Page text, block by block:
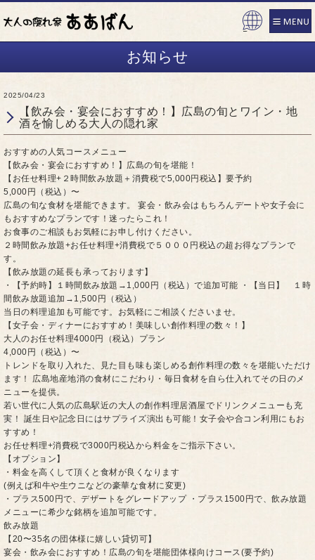
Pow
お知らせ
2025/04/23
【飲み会・宴会におすすめ！】広島の旬とワイン・地
酒を愉しめる大人の隠れ家
おすすめの人気コースメニュー
【飲み会・宴会におすすめ！】広島の旬を堪能！
【お任せ料理+２時間飲み放題＋消費税で5,000円税込】要予約
5,000円（税込）〜
広島の旬な食材を堪能できます。 宴会・飲み会はもちろんデートや女子会に
もおすすめなプランです！迷ったらこれ！
お食事のご相談もお気軽にお申し付けください。
２時間飲み放題+お任せ料理+消費税で５０００円税込の超お得なプランで
す。
【飲み放題の延長も承っております】
・【予約時】１時間飲み放題→1,000円（税込）で追加可能 ・【当日】 １時
間飲み放題追加→1,500円（税込）
当日の料理追加も可能です。お気軽にご相談くださいませ。
【女子会・ディナーにおすすめ！美味しい創作料理の数々！】
大人のお任せ料理4000円（税込）プラン
4,000円（税込）〜
トレンドを取り入れた、見た目も味も楽しめる創作料理の数々を堪能いただけ
ます！ 広島地産地消の食材にこだわり・毎日食材を自ら仕入れてその日のメ
ニューを提供。
若い世代に人気の広島駅近の大人の創作料理居酒屋でドリンクメニューも充
実！ 誕生日や記念日にはサプライズ演出も可能！女子会や合コン利用にもお
すすめ！
お任せ料理+消費税で3000円税込から料金をご指示下さい。
【オプション】
・料金を高くして頂くと食材が良くなります
(例えば和牛や生ウニなどの豪華な食材に変更)
・プラス500円で、デザートをグレードアップ ・プラス1500円で、飲み放題
メニューに希少な銘柄を追加可能です。
飲み放題
【20〜35名の団体様に嬉しい貸切可】
宴会・飲み会におすすめ！広島の旬を堪能団体様向けコース(要予約)